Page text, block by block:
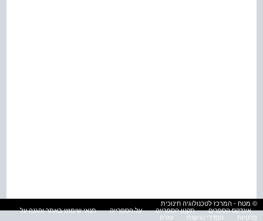
© מטח - המרכז לטכנולוגיה חינוכית
אינדקס הספרים
תקנון הספרייה על הספרייה
תנאי שימוש באתר והגנה על
פרטיות
הסדרי נגישות עזרה